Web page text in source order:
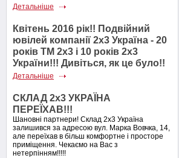
Детальніше
Квітень 2016 рік!! Подвійний
ювілей компанії 2х3 Україна - 20
років ТМ 2х3 і 10 років 2х3
України!!! Дивіться, як це було!!
Детальніше
СКЛАД 2х3 УКРАЇНА
ПЕРЕЇХАВ!!!
Шановні партнери! Склад 2х3 Україна
залишився за адресою вул. Марка Вовчка, 14,
але переїхав в більш комфортне і просторе
приміщення. Чекаємо на Вас з
нетерпінням!!!!!